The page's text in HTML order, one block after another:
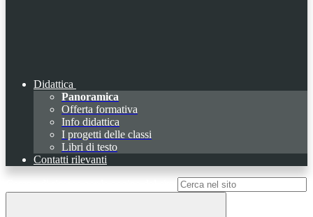
Didattica
Panoramica
Offerta formativa
Info didattica
I progetti delle classi
Libri di testo
Contatti rilevanti